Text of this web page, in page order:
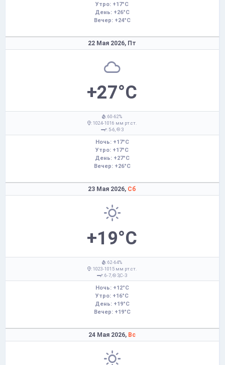
Утро: +17°C
День: +26°C
Вечер: +24°C
22 Мая 2026, Пт
+27°C
: 60-62%
: 1024-1016 мм рт.ст.
: 5-6,
З
Ночь: +17°C
Утро: +17°C
День: +27°C
Вечер: +26°C
23 Мая 2026, Сб
+19°C
: 62-64%
: 1023-1015 мм рт.ст.
: 6-7,
З,С-З
Ночь: +12°C
Утро: +16°C
День: +19°C
Вечер: +19°C
24 Мая 2026, Вс